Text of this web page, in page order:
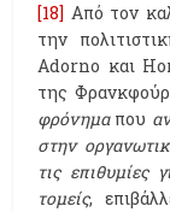
[18] Από τον
την
Adorno και
της
φρόνημαπου
στην
τις επιθυμίες
τομείς,